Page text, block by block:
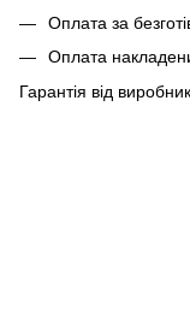
Оплата за
Оплата
Гарантія від